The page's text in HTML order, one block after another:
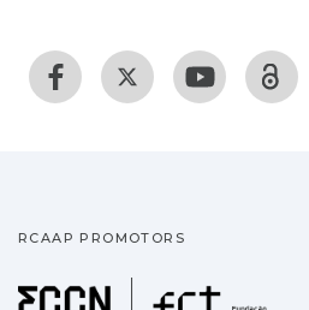
RCAAP PROMOTORS